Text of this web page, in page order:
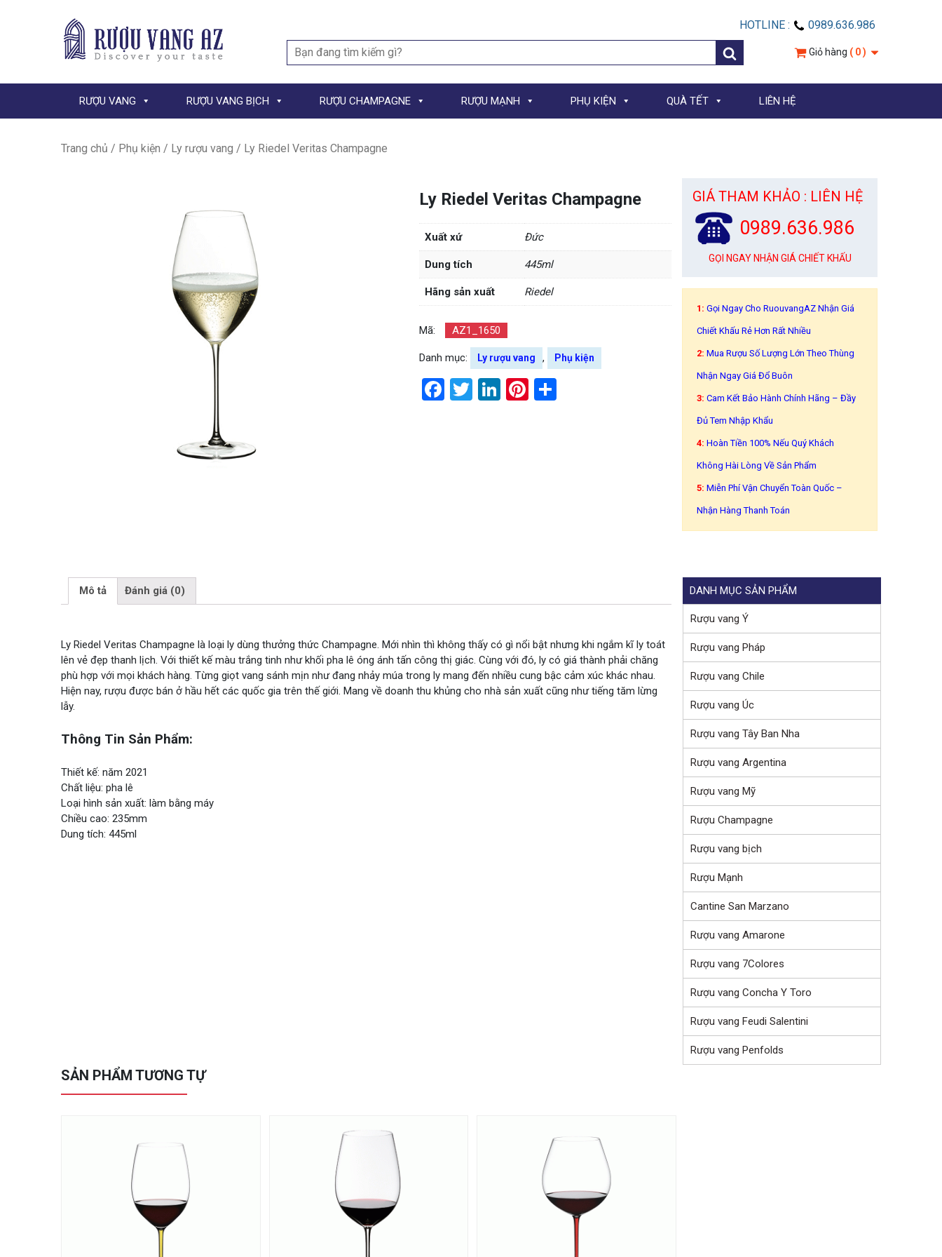
HOTLINE :
0989.636.986
Search
for:
Giỏ hàng ( 0 )
RƯỢU VANG RƯỢU VANG BỊCH RƯỢU CHAMPAGNE RƯỢU MẠNH PHỤ KIỆN QUÀ TẾT LIÊN HỆ
Trang chủ / Phụ kiện / Ly rượu vang / Ly Riedel Veritas Champagne
Ly Riedel Veritas Champagne
Xuất xứ Đức
Dung tích 445ml
Hãng sản xuất Riedel
Mã: AZ1_1650
Danh mục: Ly rượu vang , Phụ kiện
Facebook
Twitter
LinkedIn
Pinterest
GIÁ THAM KHẢO : LIÊN HỆ
0989.636.986
GỌI NGAY NHẬN GIÁ CHIẾT KHẤU
1:Gọi Ngay Cho RuouvangAZ Nhận Giá
Chiết Khấu Rẻ Hơn Rất Nhiều
2:Mua Rượu Số Lượng Lớn Theo Thùng
Nhận Ngay Giá Đổ Buôn
3: Cam Kết Bảo Hành Chính Hãng – Đầy
Đủ Tem Nhập Khẩu
4:Hoàn Tiền 100% Nếu Quý Khách
Không Hài Lòng Về Sản Phẩm
5: Miễn Phí Vận Chuyển Toàn Quốc –
Nhận Hàng Thanh Toán
Mô tả Đánh giá (0)
Ly Riedel Veritas Champagne là loại ly dùng thưởng thức Champagne. Mới nhìn thì không thấy có gì nổi bật nhưng khi ngắm kĩ ly toát
lên vẻ đẹp thanh lịch. Với thiết kế màu trắng tinh như khối pha lê óng ánh tấn công thị giác. Cùng với đó, ly có giá thành phải chăng
phù hợp với mọi khách hàng. Từng giọt vang sánh mịn như đang nhảy múa trong ly mang đến nhiều cung bậc cảm xúc khác nhau.
Hiện nay, rượu được bán ở hầu hết các quốc gia trên thế giới. Mang về doanh thu khủng cho nhà sản xuất cũng như tiếng tăm lừng
lẫy.
Thông Tin Sản Phẩm:
Thiết kế: năm 2021
Chất liệu: pha lê
Loại hình sản xuất: làm bằng máy
Chiều cao: 235mm
Dung tích: 445ml
DANH MỤC SẢN PHẨM
Rượu vang Ý
Rượu vang Pháp
Rượu vang Chile
Rượu vang Úc
Rượu vang Tây Ban Nha
Rượu vang Argentina
Rượu vang Mỹ
Rượu Champagne
Rượu vang bịch
Rượu Mạnh
Cantine San Marzano
Rượu vang Amarone
Rượu vang 7Colores
Rượu vang Concha Y Toro
Rượu vang Feudi Salentini
Rượu vang Penfolds
SẢN PHẨM TƯƠNG TỰ